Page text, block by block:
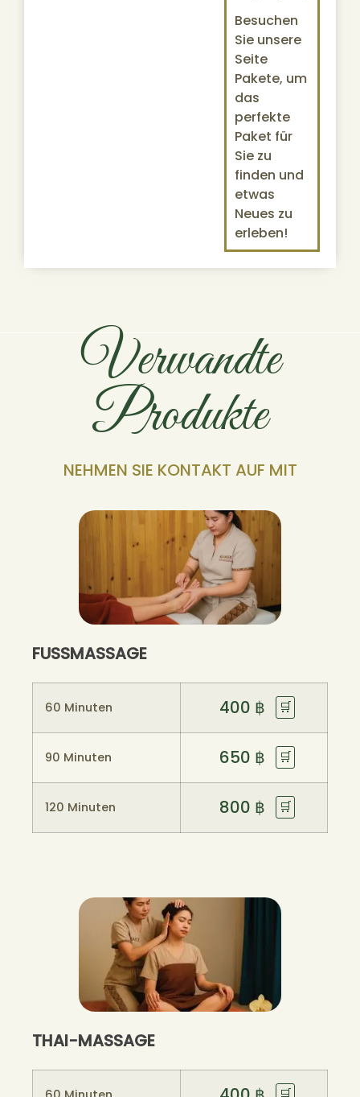
Besuchen
Sie unsere
Seite
Pakete, um
das
perfekte
Paket für
Sie zu
finden und
etwas
Neues zu
erleben!
Verwandte
Produkte
NEHMEN SIE KONTAKT AUF MIT
FUSSMASSAGE
60 Minuten 400 ฿ 🛒
90 Minuten 650 ฿ 🛒
120 Minuten 800 ฿ 🛒
THAI-MASSAGE